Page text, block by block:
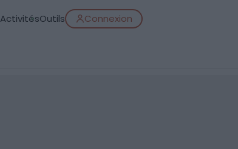
ActivitésOutils Connexion